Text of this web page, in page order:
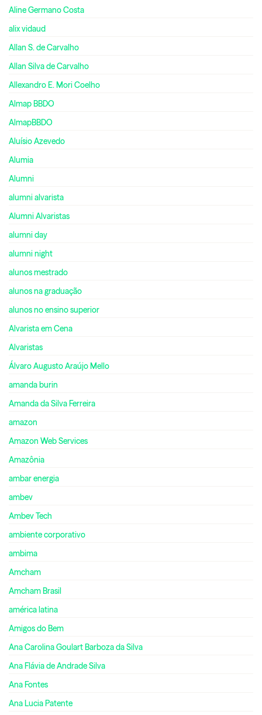
Aline Germano Costa
alix vidaud
Allan S. de Carvalho
Allan Silva de Carvalho
Allexandro E. Mori Coelho
Almap BBDO
AlmapBBDO
Aluísio Azevedo
Alumia
Alumni
alumni alvarista
Alumni Alvaristas
alumni day
alumni night
alunos mestrado
alunos na graduação
alunos no ensino superior
Alvarista em Cena
Alvaristas
Álvaro Augusto Araújo Mello
amanda burin
Amanda da Silva Ferreira
amazon
Amazon Web Services
Amazônia
ambar energia
ambev
Ambev Tech
ambiente corporativo
ambima
Amcham
Amcham Brasil
américa latina
Amigos do Bem
Ana Carolina Goulart Barboza da Silva
Ana Flávia de Andrade Silva
Ana Fontes
Ana Lucia Patente